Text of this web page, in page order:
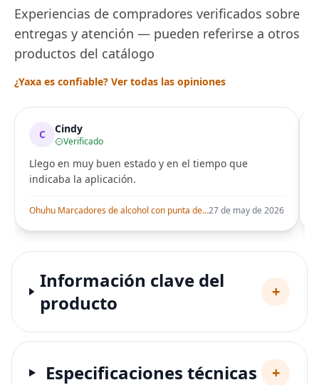
Experiencias de compradores verificados sobre
entregas y atención — pueden referirse a otros
productos del catálogo
¿Yaxa es confiable? Ver todas las opiniones
C Cindy
Verificado
Llego en muy buen estado y en el tiempo que
indicaba la aplicación.
Ohuhu Marcadores de alcohol con punta de pincel – Juego de marcadores artísticos de doble punta con certificación AP para artistas adultos27 de may de 2026
Información clave del
producto
+
Especificaciones técnicas +